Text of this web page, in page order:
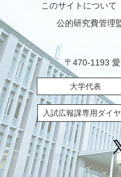
このサイトについて
公的研究費管理
〒470-1193
大学代表
入試広報課専用ダイ